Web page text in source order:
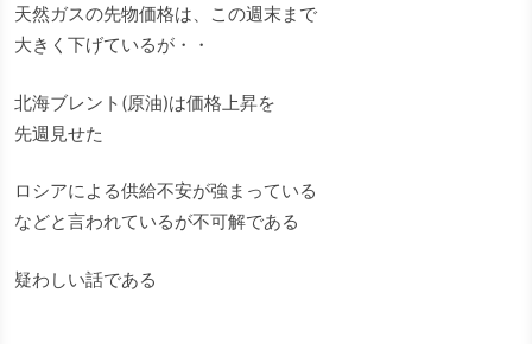
天然ガスの先物価格は、この週末まで
大きく下げているが・・
北海ブレント(原油)は価格上昇を
先週見せた
ロシアによる供給不安が強まっている
などと言われているが不可解である
疑わしい話である